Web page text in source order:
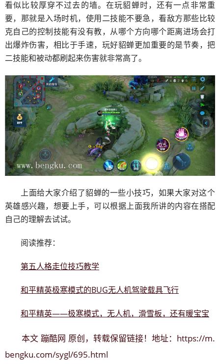
看似比较厚穿不过去的墙。在玩貂蝉时，还有一点非常重
要，那就是入场时机，使用二技能不要急，看敌方那些比较
克自己的控制技能有没有教，从哪个方向哪个距离进场会打
出爆炸伤害，相比于手速，玩好貂蝉更加重要的是节奏，把
二技能和被动都刷起来伤害就非常高了。
上面给大家介绍了貂蝉的一些小技巧，如果大家对这个
英雄感兴趣，想要上手，可以根据上面我所讲的内容在搭配
自己的理解去试试。
阅读推荐：
第五人格走位技巧教学
和平精英极寒模式的BUG无人机驾驶载具飞行
和平精英——极寒模式，无人机，滑雪板，还有暖宝宝
本文 蹦酷网 原创，转载保留链接！地址： https://m.
bengku.com/sygl/695.html